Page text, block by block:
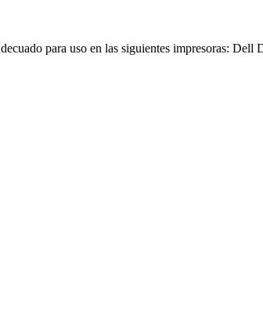
para uso en las siguientes impresoras: